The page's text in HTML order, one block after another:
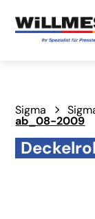
Sigma
ab_08-2009